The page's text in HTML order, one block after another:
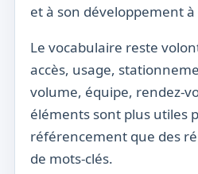
et à son développement
Le vocabulaire reste
accès, usage,
volume, équipe, rendez-
éléments sont plus utiles
référencement que des
de mots-clés.